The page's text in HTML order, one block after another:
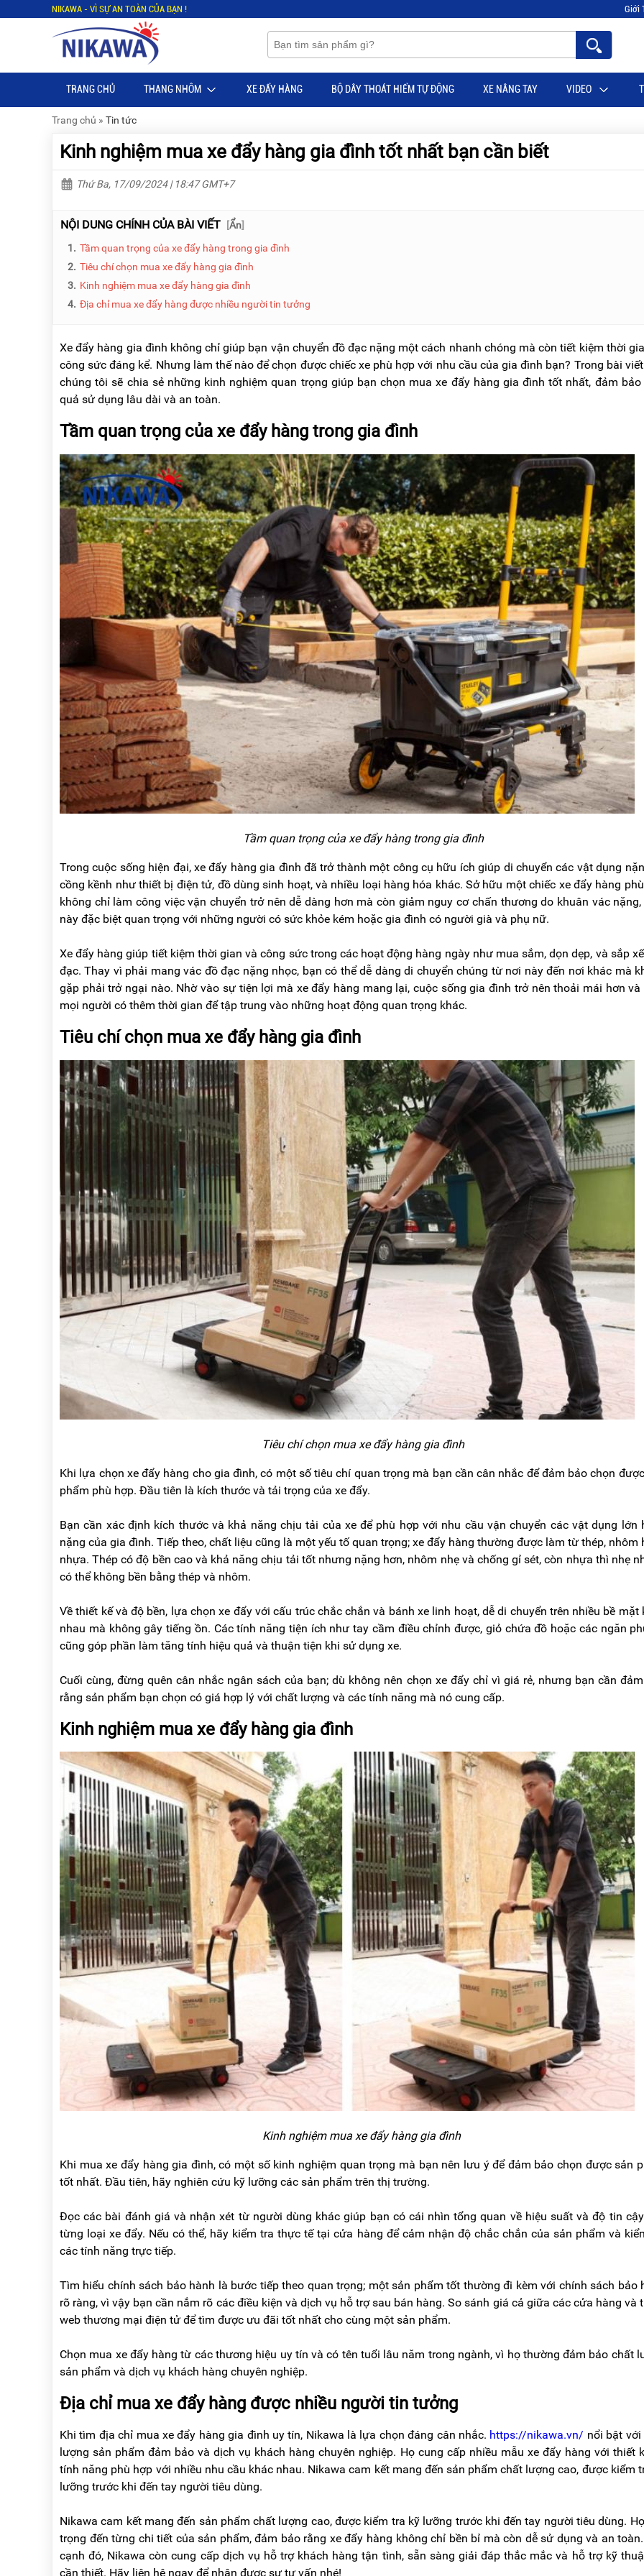
NIKAWA - VÌ SỰ AN TOÀN CỦA BẠN ! Giới
TRANG CHỦ THANG NHÔM XE ĐẨY HÀNG BỘ DÂY THOÁT HIỂM TỰ ĐỘNG XE NÂNG TAY VIDEO
Menu
CHỦ
Menu
CHỦ
Trang chủ » Tin tức
Kinh nghiệm mua xe đẩy hàng gia đình tốt nhất bạn cần biết
Thứ Ba, 17/09/2024 | 18:47 GMT+7
NỘI DUNG CHÍNH CỦA BÀI VIẾT [Ẩn]
1. Tầm quan trọng của xe đẩy hàng trong gia đình
2. Tiêu chí chọn mua xe đẩy hàng gia đình
3. Kinh nghiệm mua xe đẩy hàng gia đình
4. Địa chỉ mua xe đẩy hàng được nhiều người tin tưởng
Xe đẩy hàng gia đình không chỉ giúp bạn vận chuyển đồ đạc nặng một cách nhanh chóng mà còn tiết kiệm thời
công sức đáng kể. Nhưng làm thế nào để chọn được chiếc xe phù hợp với nhu cầu của gia đình bạn? Trong bài
chúng tôi sẽ chia sẻ những kinh nghiệm quan trọng giúp bạn chọn mua xe đẩy hàng gia đình tốt nhất, đảm bảo
quả sử dụng lâu dài và an toàn.
Tầm quan trọng của xe đẩy hàng trong gia đình
Tầm quan trọng của xe đẩy hàng trong gia đình
Trong cuộc sống hiện đại, xe đẩy hàng gia đình đã trở thành một công cụ hữu ích giúp di chuyển các vật dụng
cồng kềnh như thiết bị điện tử, đồ dùng sinh hoạt, và nhiều loại hàng hóa khác. Sở hữu một chiếc xe đẩy hàng
không chỉ làm công việc vận chuyển trở nên dễ dàng hơn mà còn giảm nguy cơ chấn thương do khuân vác nặng,
này đặc biệt quan trọng với những người có sức khỏe kém hoặc gia đình có người già và phụ nữ.
Xe đẩy hàng giúp tiết kiệm thời gian và công sức trong các hoạt động hàng ngày như mua sắm, dọn dẹp, và sắp
đạc. Thay vì phải mang vác đồ đạc nặng nhọc, bạn có thể dễ dàng di chuyển chúng từ nơi này đến nơi khác mà
gặp phải trở ngại nào. Nhờ vào sự tiện lợi mà xe đẩy hàng mang lại, cuộc sống gia đình trở nên thoải mái hơn và
mọi người có thêm thời gian để tập trung vào những hoạt động quan trọng khác.
Tiêu chí chọn mua xe đẩy hàng gia đình
Tiêu chí chọn mua xe đẩy hàng gia đình
Khi lựa chọn xe đẩy hàng cho gia đình, có một số tiêu chí quan trọng mà bạn cần cân nhắc để đảm bảo chọn
phẩm phù hợp. Đầu tiên là kích thước và tải trọng của xe đẩy.
Bạn cần xác định kích thước và khả năng chịu tải của xe để phù hợp với nhu cầu vận chuyển các vật dụng lớn
nặng của gia đình. Tiếp theo, chất liệu cũng là một yếu tố quan trọng; xe đẩy hàng thường được làm từ thép, nhôm
nhựa. Thép có độ bền cao và khả năng chịu tải tốt nhưng nặng hơn, nhôm nhẹ và chống gỉ sét, còn nhựa thì nhẹ
có thể không bền bằng thép và nhôm.
Về thiết kế và độ bền, lựa chọn xe đẩy với cấu trúc chắc chắn và bánh xe linh hoạt, dễ di chuyển trên nhiều bề mặt
nhau mà không gây tiếng ồn. Các tính năng tiện ích như tay cầm điều chỉnh được, giỏ chứa đồ hoặc các ngăn
cũng góp phần làm tăng tính hiệu quả và thuận tiện khi sử dụng xe.
Cuối cùng, đừng quên cân nhắc ngân sách của bạn; dù không nên chọn xe đẩy chỉ vì giá rẻ, nhưng bạn cần
rằng sản phẩm bạn chọn có giá hợp lý với chất lượng và các tính năng mà nó cung cấp.
Kinh nghiệm mua xe đẩy hàng gia đình
Kinh nghiệm mua xe đẩy hàng gia đình
Khi mua xe đẩy hàng gia đình, có một số kinh nghiệm quan trọng mà bạn nên lưu ý để đảm bảo chọn được sản
tốt nhất. Đầu tiên, hãy nghiên cứu kỹ lưỡng các sản phẩm trên thị trường.
Đọc các bài đánh giá và nhận xét từ người dùng khác giúp bạn có cái nhìn tổng quan về hiệu suất và độ tin
từng loại xe đẩy. Nếu có thể, hãy kiểm tra thực tế tại cửa hàng để cảm nhận độ chắc chắn của sản phẩm và
các tính năng trực tiếp.
Tìm hiểu chính sách bảo hành là bước tiếp theo quan trọng; một sản phẩm tốt thường đi kèm với chính sách bảo
rõ ràng, vì vậy bạn cần nắm rõ các điều kiện và dịch vụ hỗ trợ sau bán hàng. So sánh giá cả giữa các cửa hàng và
web thương mại điện tử để tìm được ưu đãi tốt nhất cho cùng một sản phẩm.
Chọn mua xe đẩy hàng từ các thương hiệu uy tín và có tên tuổi lâu năm trong ngành, vì họ thường đảm bảo chất
sản phẩm và dịch vụ khách hàng chuyên nghiệp.
Địa chỉ mua xe đẩy hàng được nhiều người tin tưởng
Khi tìm địa chỉ mua xe đẩy hàng gia đình uy tín, Nikawa là lựa chọn đáng cân nhắc. https://nikawa.vn/ nổi bật với
lượng sản phẩm đảm bảo và dịch vụ khách hàng chuyên nghiệp. Họ cung cấp nhiều mẫu xe đẩy hàng với thiết
tính năng phù hợp với nhiều nhu cầu khác nhau. Nikawa cam kết mang đến sản phẩm chất lượng cao, được kiểm
lưỡng trước khi đến tay người tiêu dùng.
Nikawa cam kết mang đến sản phẩm chất lượng cao, được kiểm tra kỹ lưỡng trước khi đến tay người tiêu dùng.
trọng đến từng chi tiết của sản phẩm, đảm bảo rằng xe đẩy hàng không chỉ bền bỉ mà còn dễ sử dụng và an
cạnh đó, Nikawa còn cung cấp dịch vụ hỗ trợ khách hàng tận tình, sẵn sàng giải đáp thắc mắc và hỗ trợ kỹ
cần thiết. Hãy liên hệ ngay để nhận được sự tư vấn nhé!